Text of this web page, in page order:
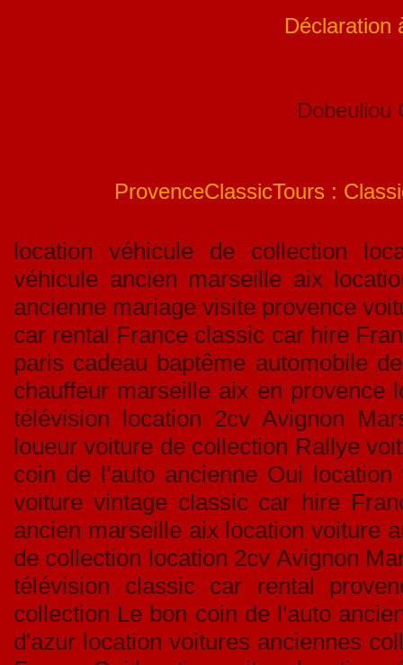
Déclaration
Dobeuliou
ProvenceClassicTours :
location véhicule de collection
véhicule ancien marseille aix
ancienne mariage visite provence
car rental France classic car hire
paris cadeau baptême automobile
chauffeur marseille aix en provence
télévision location 2cv Avignon
loueur voiture de collection Rallye
coin de l'auto ancienne Oui
voiture vintage classic car hire
ancien marseille aix location voiture
de collection location 2cv Avignon
télévision classic car rental
collection Le bon coin de l'auto
d'azur location voitures anciennes